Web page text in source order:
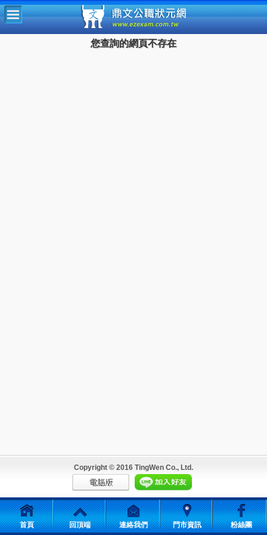
鼎文公
您查詢的網頁不存在
Copyright © 2016 TingWen Co., Ltd.
首頁 回頂端 連絡我們 門市資訊 粉絲團